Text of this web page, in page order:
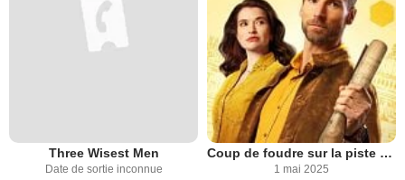
Three Wisest Men
Date de sortie inconnue
Coup de foudre sur la piste du trésor
1 mai 2025